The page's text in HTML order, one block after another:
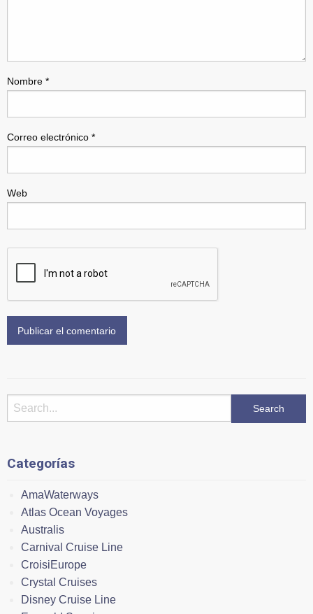
Nombre *
Correo electrónico *
Web
Categorías
AmaWaterways
Atlas Ocean Voyages
Australis
Carnival Cruise Line
CroisiEurope
Crystal Cruises
Disney Cruise Line